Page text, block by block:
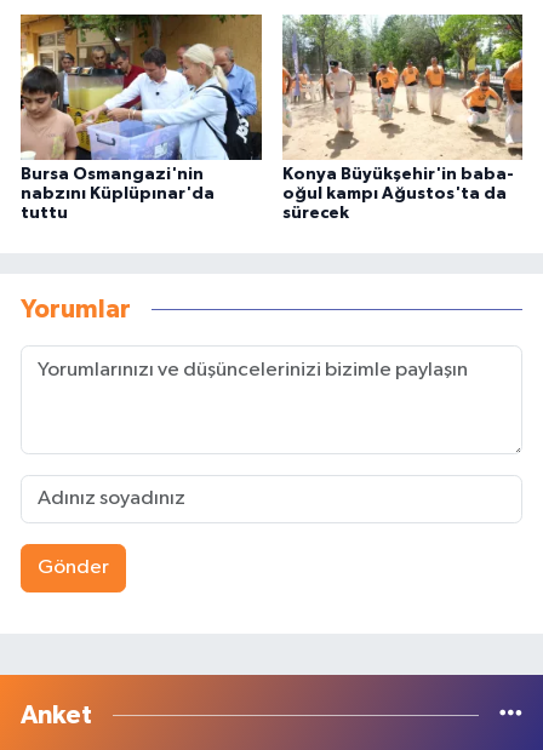
Bursa Osmangazi'nin
nabzını Küplüpınar'da
tuttu
Konya Büyükşehir'in baba-
oğul kampı Ağustos'ta da
sürecek
Yorumlar
Gönder
Anket